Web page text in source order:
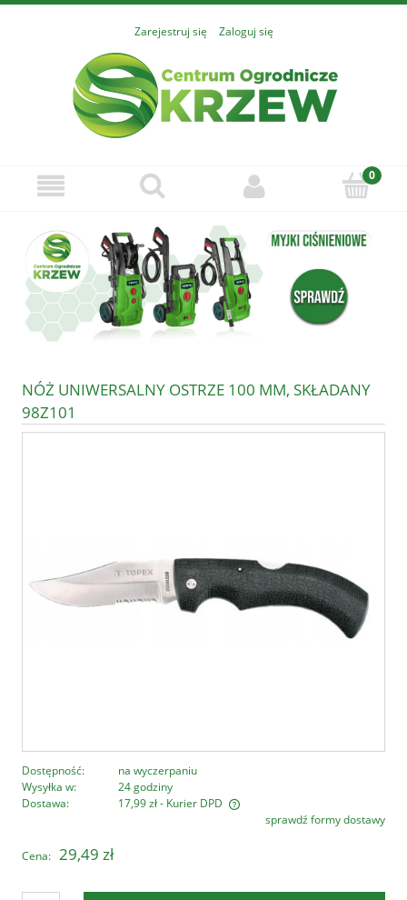
Zarejestruj się Zaloguj się
NÓŻ UNIWERSALNY OSTRZE 100 MM, SKŁADANY
98Z101
Dostępność:
na wyczerpaniu
Wysyłka w:
24 godziny
Dostawa:
17,99 zł- Kurier DPD
Cena nie zawiera ewentualnych kosztów płatnościsprawdź formy dostawy
Cena: 29,49 zł